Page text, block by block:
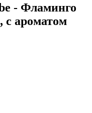
- Фламинго
с ароматом